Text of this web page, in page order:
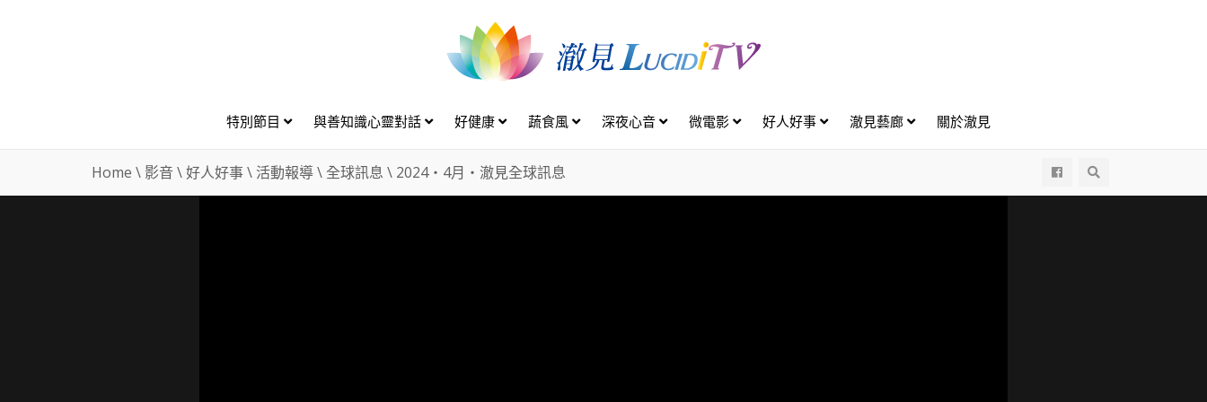
特別節目 與善知識心靈對話 好健康 蔬食風 深夜心音 微電影 好人好事 澈見藝廊 關於澈見
Home \ 影音 \好人好事\ 活動報導\ 全球訊息 \ 2024・4月・澈見全球訊息